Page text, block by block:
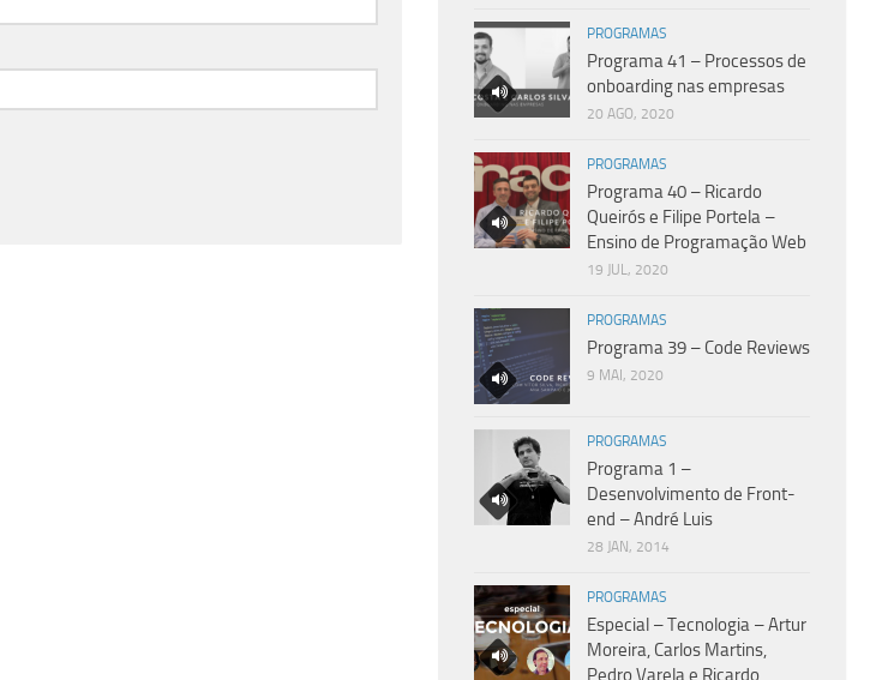
PROGRAMAS
Programa 41 – Processos de
onboarding nas empresas
20 AGO, 2020
PROGRAMAS
Programa 40 – Ricardo
Queirós e Filipe Portela –
Ensino de Programação Web
19 JUL, 2020
PROGRAMAS
Programa 39 – Code Reviews
9 MAI, 2020
PROGRAMAS
Programa 1 –
Desenvolvimento de Front-
end – André Luis
28 JAN, 2014
PROGRAMAS
Especial – Tecnologia – Artur
Moreira, Carlos Martins,
Pedro Varela e Ricardo